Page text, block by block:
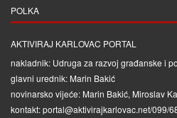
POLKA
AKTIVIRAJ KARLOVAC PORTAL
nakladnik: Udruga za razvoj građanske i
glavni urednik: Marin Bakić
novinarsko vijeće: Marin Bakić, Miroslav
kontakt: portal@aktivirajkarlovac.net/099/